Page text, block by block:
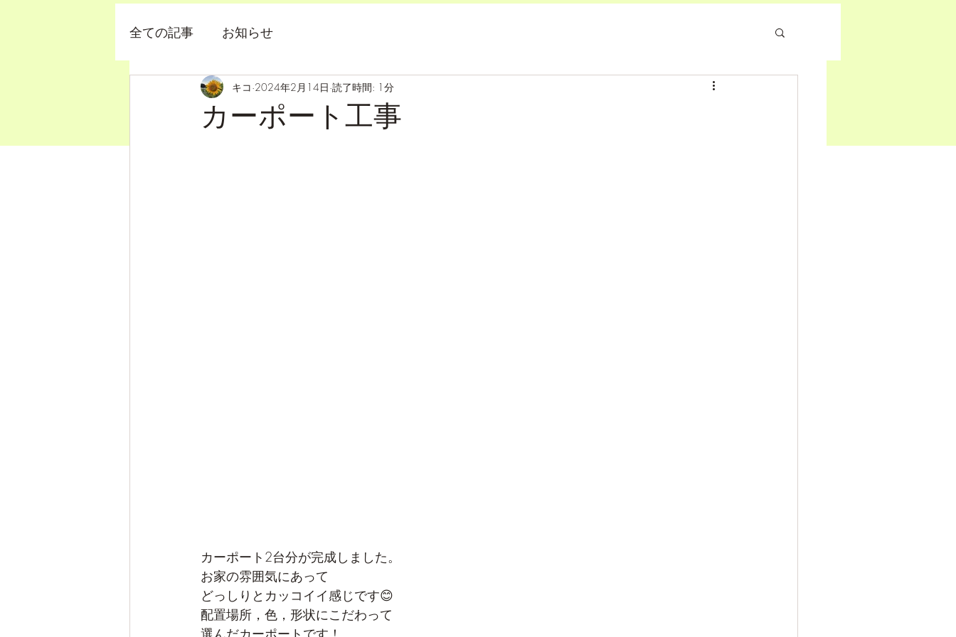
全ての記事 お知らせ
カーポート工事
キコ 2024年2月14日 読了時間: 1分
カーポート2台分が完成しました。
お家の雰囲気にあって
どっしりとカッコイイ感じです😊
配置場所，色，形状にこだわって
選んだカーポートです！